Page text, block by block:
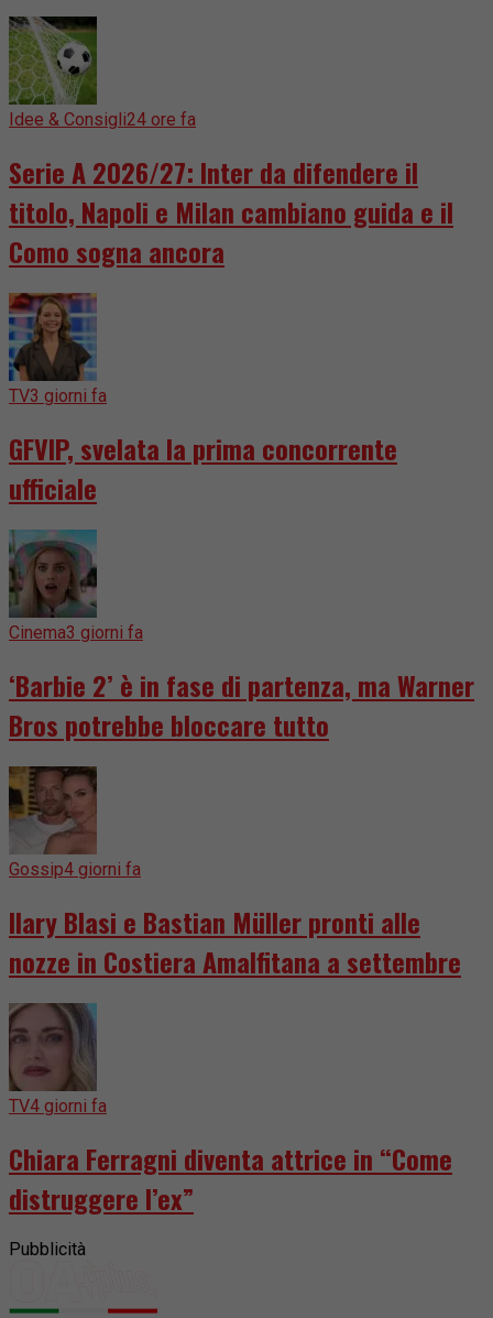
Idee & Consigli24 ore fa
Serie A 2026/27: Inter da difendere il
titolo, Napoli e Milan cambiano guida e il
Como sogna ancora
TV3 giorni fa
GFVIP, svelata la prima concorrente
ufficiale
Cinema3 giorni fa
‘Barbie 2’ è in fase di partenza, ma Warner
Bros potrebbe bloccare tutto
Gossip4 giorni fa
Ilary Blasi e Bastian Müller pronti alle
nozze in Costiera Amalfitana a settembre
TV4 giorni fa
Chiara Ferragni diventa attrice in “Come
distruggere l’ex”
Pubblicità